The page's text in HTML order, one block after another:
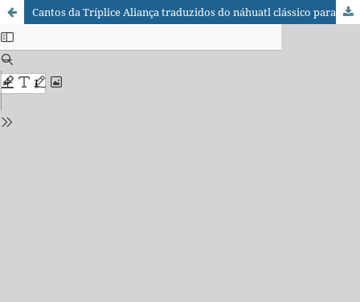
Cantos da Tríplice Aliança traduzidos do náhuatl clássico para o português